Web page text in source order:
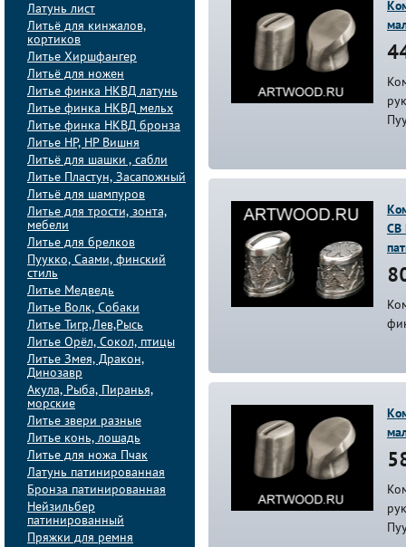
Латунь лист
Литьё для кинжалов,
кортиков
Литье Хиршфангер
Литьё для ножен
Литье финка НКВД латунь
Литье финка НКВД мельх
Литье финка НКВД бронза
Литье НР, НР Вишня
Литьё для шашки , сабли
Литье Пластун, Засапожный
Литьё для шампуров
Литье для трости, зонта,
мебели
Литье для брелков
Пуукко, Саами, финский
стиль
Литье Медведь
Литье Волк, Собаки
Литье Тигр,Лев,Рысь
Литье Орёл, Сокол, птицы
Литье Змея, Дракон,
Динозавр
Акула, Рыба, Пиранья,
морские
Литье звери разные
Литье конь, лошадь
Литье для ножа Пчак
Латунь патинированная
Бронза патинированная
Нейзильбер
патинированный
Пряжки для ремня
СВ